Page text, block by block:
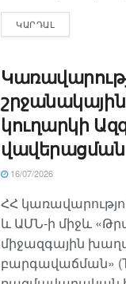
ԿԱՐԴԱԼ
կուղարկի
վավերացման
16/07/2026
ՀՀ
և ԱՄՆ-ի միջև
միջազգային
բարգավաճման»